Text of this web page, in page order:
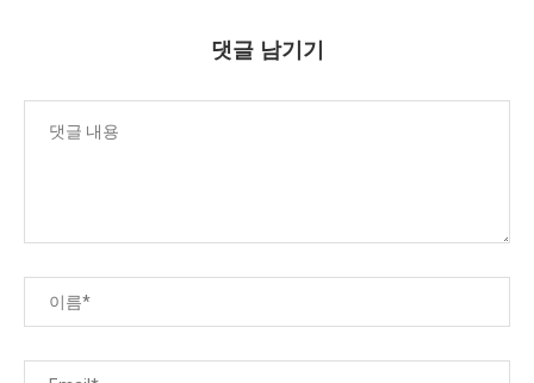
댓글 남기기